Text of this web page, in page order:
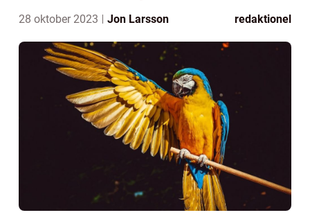
28 oktober 2023 Jon Larsson redaktionel